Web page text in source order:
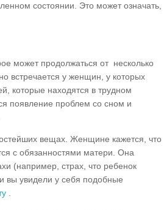
состоянии. Это может означать,
может продолжаться от несколько
встречается у женщин, у которых
которые находятся в трудном
появление проблем со сном и
вещах. Женщине кажется, что
с обязанностями матери. Она
(например, страх, что ребенок
вы увидели у себя подобные